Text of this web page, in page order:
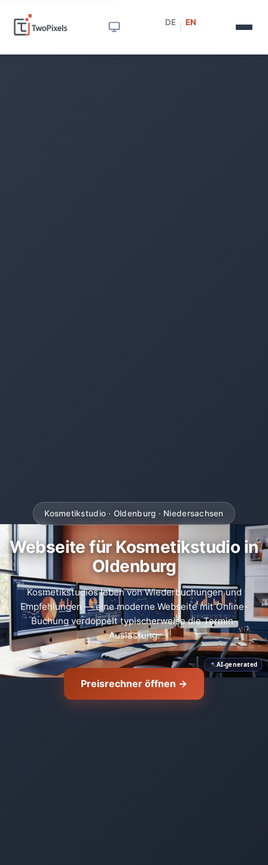
DE EN
AI-generated
Kosmetikstudio · Oldenburg · Niedersachsen
Webseite für Kosmetikstudio in
Oldenburg
Kosmetikstudios leben von Wiederbuchungen und
Empfehlungen — eine moderne Webseite mit Online-
Buchung verdoppelt typischerweise die Termin-
Auslastung.
Preisrechner öffnen →